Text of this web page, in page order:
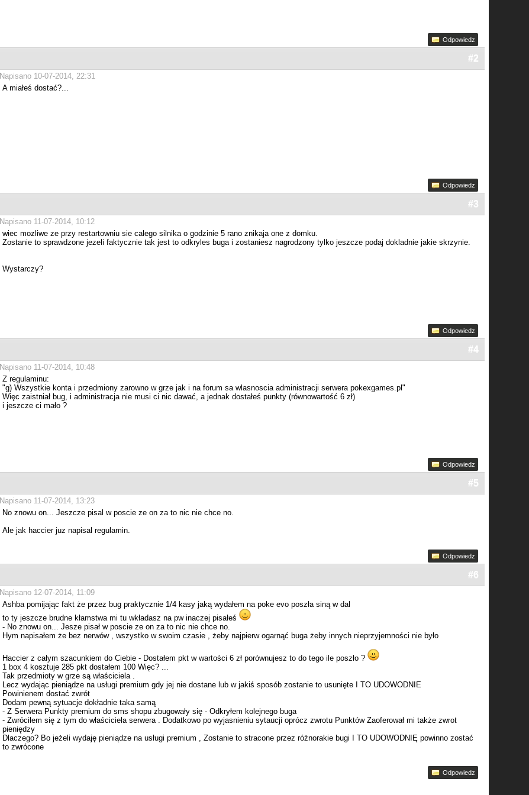
Odpowiedz
#2
Napisano 10-07-2014, 22:31
A miałeś dostać?...
Odpowiedz
#3
Napisano 11-07-2014, 10:12
wiec mozliwe ze przy restartowniu sie calego silnika o godzinie 5 rano znikaja one z domku.
Zostanie to sprawdzone jezeli faktycznie tak jest to odkryles buga i zostaniesz nagrodzony tylko jeszcze podaj dokladnie jakie skrzynie.
Wystarczy?
Odpowiedz
#4
Napisano 11-07-2014, 10:48
Z regulaminu:
"g) Wszystkie konta i przedmiony zarowno w grze jak i na forum sa wlasnoscia administracji serwera pokexgames.pl"
Więc zaistniał bug, i administracja nie musi ci nic dawać, a jednak dostałeś punkty (równowartość 6 zł)
i jeszcze ci mało ?
Odpowiedz
#5
Napisano 11-07-2014, 13:23
No znowu on... Jeszcze pisal w poscie ze on za to nic nie chce no.
Ale jak haccier juz napisal regulamin.
Odpowiedz
#6
Napisano 12-07-2014, 11:09
Ashba pomijając fakt że przez bug praktycznie 1/4 kasy jaką wydałem na poke evo poszła siną w dal
to ty jeszcze brudne kłamstwa mi tu wkładasz na pw inaczej pisałeś
- No znowu on... Jesze pisał w poscie ze on za to nic nie chce no.
Hym napisałem że bez nerwów , wszystko w swoim czasie , żeby najpierw ogarnąć buga żeby innych nieprzyjemności nie było
Haccier z całym szacunkiem do Ciebie - Dostałem pkt w wartości 6 zł porównujesz to do tego ile poszło ?
1 box 4 kosztuje 285 pkt dostałem 100 Więc? ...
Tak przedmioty w grze są właściciela .
Lecz wydając pieniądze na usługi premium gdy jej nie dostane lub w jakiś sposób zostanie to usunięte I TO UDOWODNIE
Powinienem dostać zwrót
Dodam pewną sytuacje dokładnie taka samą
- Z Serwera Punkty premium do sms shopu zbugowały się - Odkryłem kolejnego buga
- Zwróciłem się z tym do właściciela serwera . Dodatkowo po wyjasnieniu sytaucji oprócz zwrotu Punktów Zaoferował mi także zwrot
pieniędzy
Dlaczego? Bo jeżeli wydaję pieniądze na usługi premium , Zostanie to stracone przez różnorakie bugi I TO UDOWODNIĘ powinno zostać
to zwrócone
Odpowiedz